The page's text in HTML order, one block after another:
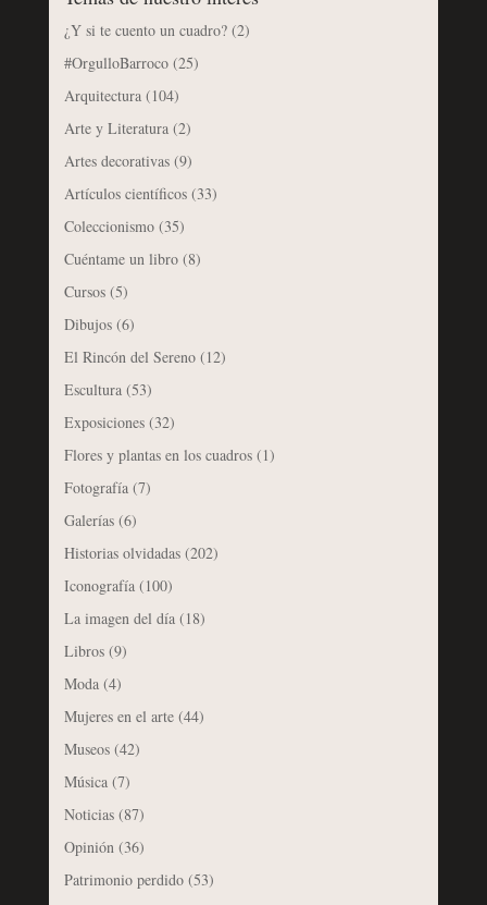
¿Y si te cuento un cuadro?(2)
#OrgulloBarroco(25)
Arquitectura(104)
Arte y Literatura(2)
Artes decorativas(9)
Artículos científicos(33)
Coleccionismo(35)
Cuéntame un libro(8)
Cursos(5)
Dibujos(6)
El Rincón del Sereno(12)
Escultura(53)
Exposiciones(32)
Flores y plantas en los cuadros(1)
Fotografía(7)
Galerías(6)
Historias olvidadas(202)
Iconografía(100)
La imagen del día(18)
Libros(9)
Moda(4)
Mujeres en el arte(44)
Museos(42)
Música(7)
Noticias(87)
Opinión(36)
Patrimonio perdido(53)